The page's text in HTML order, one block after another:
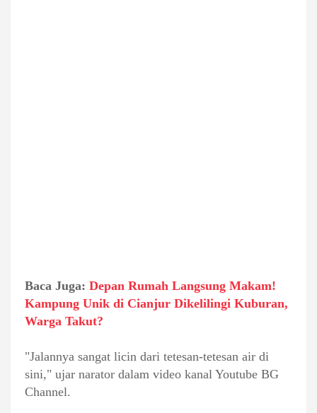
Baca Juga: Depan Rumah Langsung Makam!
Kampung Unik di Cianjur Dikelilingi Kuburan,
Warga Takut?
"Jalannya sangat licin dari tetesan-tetesan air di
sini," ujar narator dalam video kanal Youtube BG
Channel.